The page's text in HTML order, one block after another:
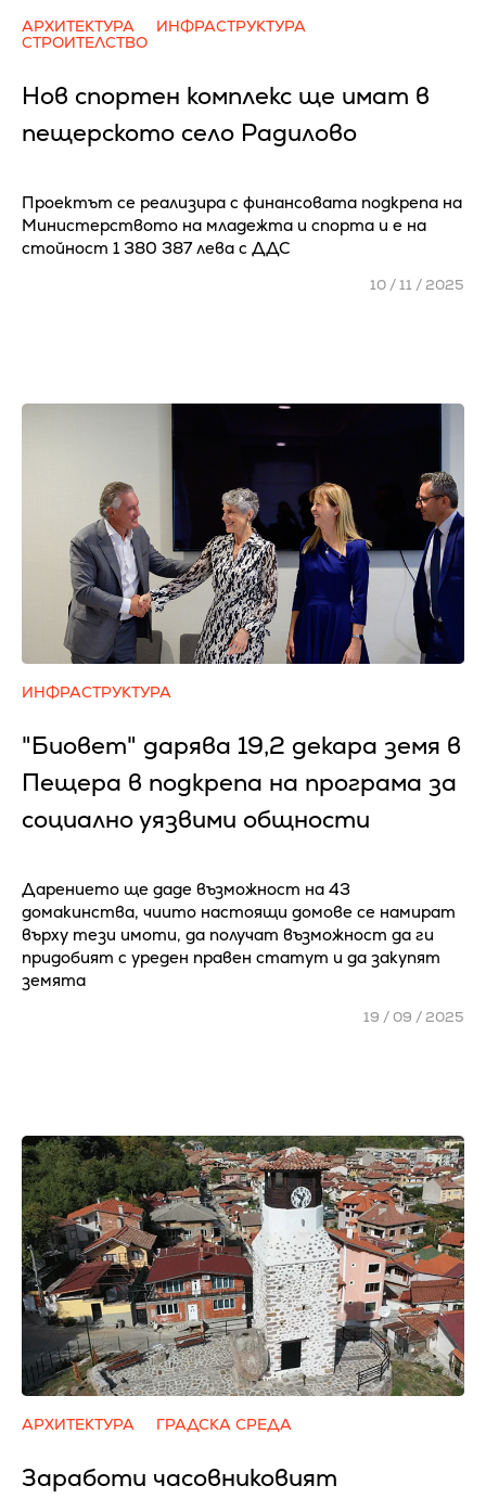
АРХИТЕКТУРА
ИНФРАСТРУКТУРА
СТРОИТЕЛСТВО
Нов спортен комплекс ще имат в
пещерското село Радилово
Проектът се реализира с финансовата подкрепа на
Министерството на младежта и спорта и е на
стойност 1 380 387 лева с ДДС
10 / 11 / 2025
ИНФРАСТРУКТУРА
"Биовет" дарява 19,2 декара земя в
Пещера в подкрепа на програма за
социално уязвими общности
Дарението ще даде възможност на 43
домакинства, чиито настоящи домове се намират
върху тези имоти, да получат възможност да ги
придобият с уреден правен статут и да закупят
земята
19 / 09 / 2025
АРХИТЕКТУРА ГРАДСКА СРЕДА
Заработи часовниковият